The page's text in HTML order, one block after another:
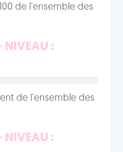
de l'ensemble des
NIVEAU :
de l'ensemble des
NIVEAU :